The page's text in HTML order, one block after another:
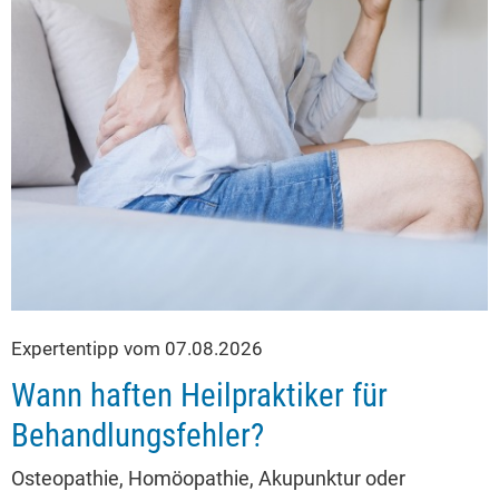
Expertentipp vom 07.08.2026
Wann haften Heilpraktiker für
Behandlungsfehler?
Osteopathie, Homöopathie, Akupunktur oder